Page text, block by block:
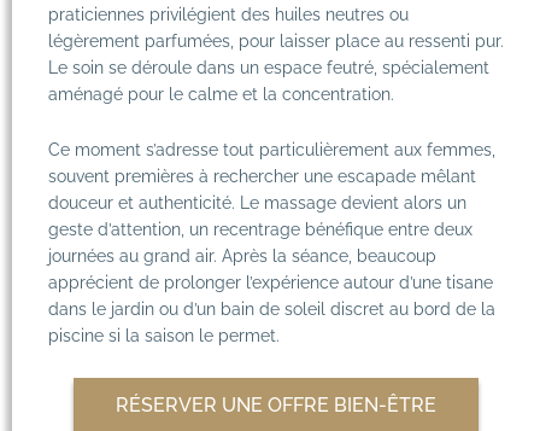
praticiennes privilégient des huiles neutres ou
légèrement parfumées, pour laisser place au ressenti pur.
Le soin se déroule dans un espace feutré, spécialement
aménagé pour le calme et la concentration.
Ce moment s’adresse tout particulièrement aux femmes,
souvent premières à rechercher une escapade mêlant
douceur et authenticité. Le massage devient alors un
geste d’attention, un recentrage bénéfique entre deux
journées au grand air. Après la séance, beaucoup
apprécient de prolonger l’expérience autour d’une tisane
dans le jardin ou d’un bain de soleil discret au bord de la
piscine si la saison le permet.
RÉSERVER UNE OFFRE BIEN-ÊTRE